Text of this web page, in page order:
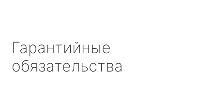
Гарантийные
обязательства